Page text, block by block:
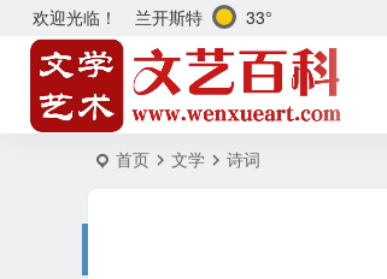
欢迎光临！ 兰开斯特 33°
首页 文学 诗词